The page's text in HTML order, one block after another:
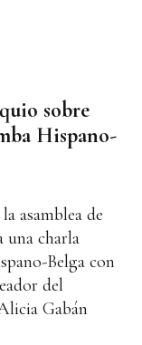
sobre
Hispano-
asamblea de
una charla
Belga con
del
Gabán